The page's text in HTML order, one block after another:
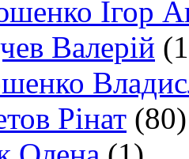
Ігор
Валерій
Рінат (80)